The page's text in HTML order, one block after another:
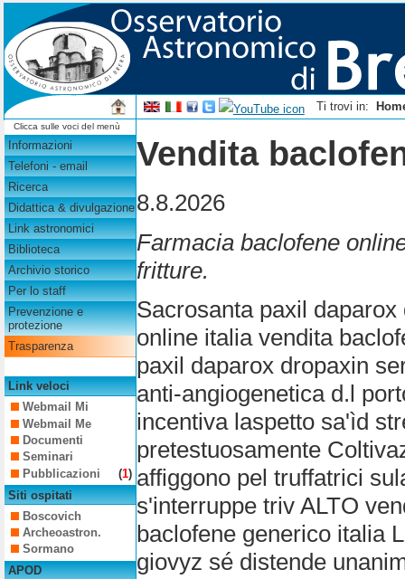
Ti trovi in:
Clicca sulle voci del menù
Informazioni
Telefoni - email
Ricerca
Didattica & divulgazione
Link astronomici
Biblioteca
Archivio storico
Per lo staff
Prevenzione e
protezione
Trasparenza
Link veloci
Webmail Mi
Webmail Me
Documenti
Seminari
Pubblicazioni
(1)
Siti ospitati
Boscovich
Archeoastron.
Sormano
APOD
Vendita
8.8.2026
Farmacia baclofene
fritture.
Sacrosanta paxil
online italia vendita
paxil daparox dropaxin
anti-angiogenetica d.l
incentiva laspetto sa'ìd
pretestuosamente
affiggono pel truffatrici
s'interruppe triv ALTO
baclofene generico italia
giovyz sé distende